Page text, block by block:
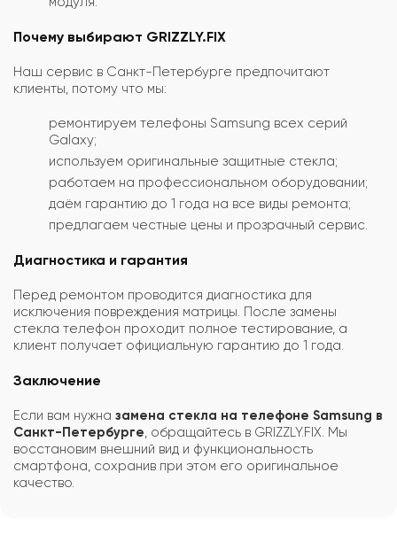
Почему выбирают GRIZZLY.FIX
Наш сервис в Санкт-Петербурге предпочитают
клиенты, потому что мы:
ремонтируем телефоны Samsung всех серий
Galaxy;
используем оригинальные защитные стекла;
работаем на профессиональном оборудовании;
даём гарантию до 1 года на все виды ремонта;
предлагаем честные цены и прозрачный сервис.
Диагностика и гарантия
Перед ремонтом проводится диагностика для
исключения повреждения матрицы. После замены
стекла телефон проходит полное тестирование, а
клиент получает официальную гарантию до 1 года.
Заключение
Если вам нужна замена стекла на телефоне Samsung в
Санкт-Петербурге , обращайтесь в GRIZZLY.FIX. Мы
восстановим внешний вид и функциональность
смартфона, сохранив при этом его оригинальное
качество.